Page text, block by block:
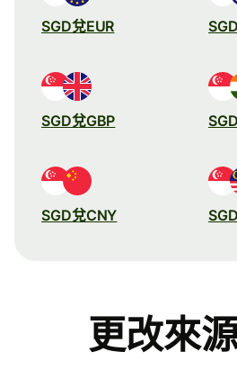
SGD兌EUR
SGD兌GBP
SGD兌CNY
更改來